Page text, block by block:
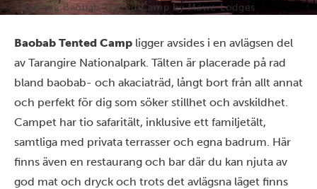
Tarangire Baobab Tented Camp by Mawe Lodges
Baobab Tented Camp ligger avsides i en avlägsen del
av Tarangire Nationalpark. Tälten är placerade på rad
bland baobab- och akaciaträd, långt bort från allt annat
och perfekt för dig som söker stillhet och avskildhet.
Campet har tio safaritält, inklusive ett familjetält,
samtliga med privata terrasser och egna badrum. Här
finns även en restaurang och bar där du kan njuta av
god mat och dryck och trots det avlägsna läget finns